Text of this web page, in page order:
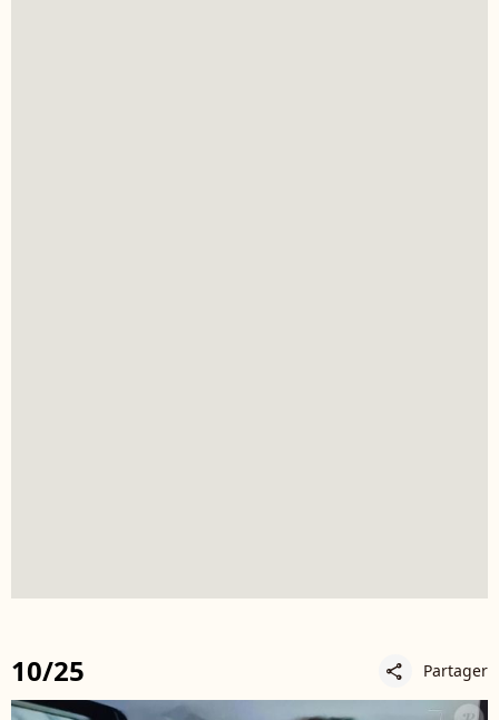
10/25 share Partager